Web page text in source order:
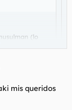
(lo
ellos.
pones el culo
por la
dá lo mismo.
a muerte a un
mis queridos